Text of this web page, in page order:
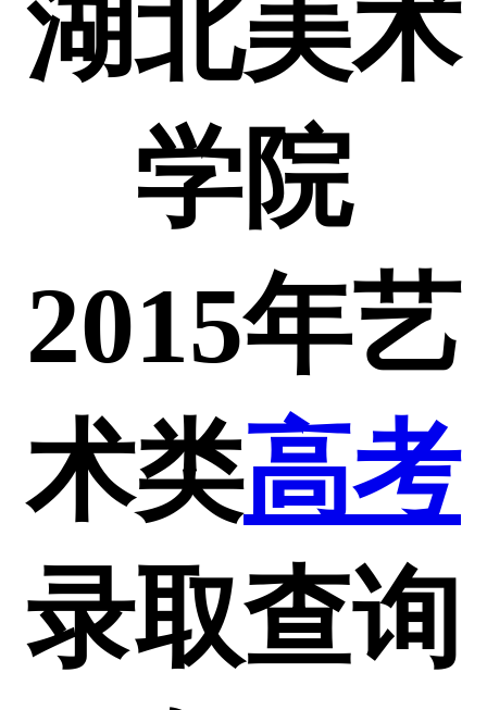
湖北美术
学院
2015年艺
术类高考
录取查询